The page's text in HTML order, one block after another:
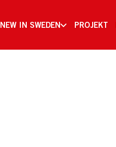
NEW IN SWEDEN PROJEKT